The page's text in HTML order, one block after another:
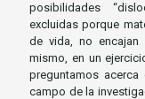
posibilidades
excluidas porque
de vida, no
mismo, en un
preguntamos
campo de la